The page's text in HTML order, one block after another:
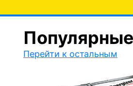
Перейти к остальным